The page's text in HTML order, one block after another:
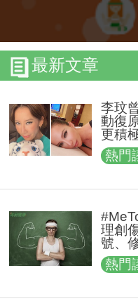
最新文章
李玟
動復
更積
熱門
理創
號、
熱門